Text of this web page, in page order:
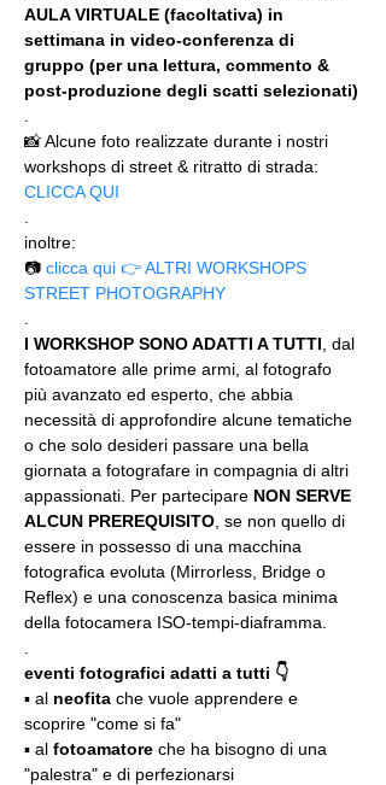
AULA VIRTUALE (facoltativa) in
settimana in video-conferenza di
gruppo (per una lettura, commento &
post-produzione degli scatti selezionati)
📸 Alcune foto realizzate durante i nostri
workshops di street & ritratto di strada:
CLICCA QUI
inoltre:
📷 clicca qui 👉 ALTRI WORKSHOPS
STREET PHOTOGRAPHY
I WORKSHOP SONO ADATTI A TUTTI , dal
fotoamatore alle prime armi, al fotografo
più avanzato ed esperto, che abbia
necessità di approfondire alcune tematiche
o che solo desideri passare una bella
giornata a fotografare in compagnia di altri
appassionati. Per partecipare NON SERVE
ALCUN PREREQUISITO , se non quello di
essere in possesso di una macchina
fotografica evoluta (Mirrorless, Bridge o
Reflex) e una conoscenza basica minima
della fotocamera ISO-tempi-diaframma.
eventi fotografici adatti a tutti 👇
▪️ al neofita che vuole apprendere e
scoprire "come si fa"
▪️ al fotoamatore che ha bisogno di una
"palestra" e di perfezionarsi